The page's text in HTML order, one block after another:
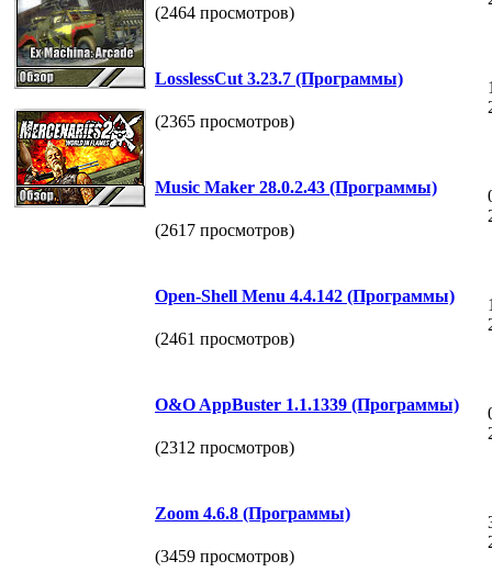
(2464 просмотров)
LosslessCut 3.23.7 (Программы)
(2365 просмотров)
Music Maker 28.0.2.43 (Программы)
(2617 просмотров)
Open-Shell Menu 4.4.142 (Программы)
(2461 просмотров)
O&O AppBuster 1.1.1339 (Программы)
(2312 просмотров)
Zoom 4.6.8 (Программы)
(3459 просмотров)